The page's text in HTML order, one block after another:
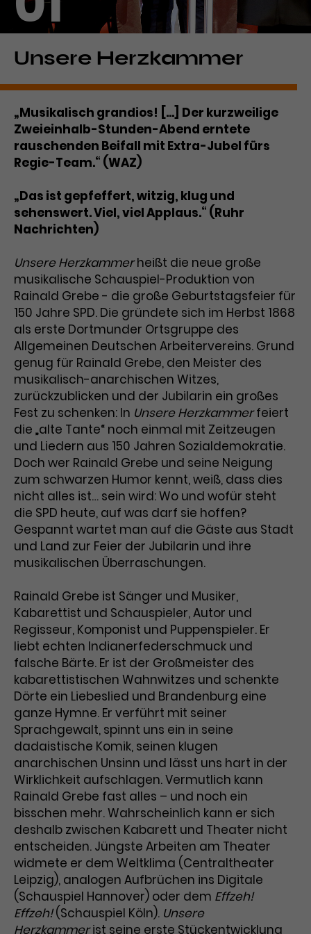
Laufzeit 1 Tag
Zweck
Dieses Cookie wird von Google
Analytics installiert. Das Cookie
wird verwendet, um Informationen
Besucher*innen eine Website
nutzen, und hilft bei der Erstellung
eines Analyseberichts über die
Performance der Website. Die
anonymisierter Form die Anzahl
der Besuche, die Quelle, aus der sie
stammen, und die besuchten
Seiten.
Name _gat_UA-63561367-1
Anbieter Google Analytics
Laufzeit 1 Minute
Zweck
Das ist ein von Google Analytics
gesetztes Cookie. Bestimmte
Daten werden nur maximal einmal
pro Minute an Google Analytics
gesendet. Solange es gesetzt ist,
werden bestimmte
Datenübertragungen
unterbunden.
Name _gcl_aw
Anbieter Google Ads
Laufzeit 3 Monate
Dieses Cookie speichert
Informationen zu Werbeklicks und
Conversions zu Google Ads-
Kampagnen.
Name _gcl_dc
Anbieter Google / DoubleClick
Laufzeit 3 Monate
Zweck
Dieses Cookie wird verwendet, um
Nutzerinteraktionen mit
Werbeanzeigen zu messen und
Remarketing-Funktionen
bereitzustellen.
Name
Anbieter Google / DoubleClick
Laufzeit 1 Jahr
Zweck
personalisierter Werbung und
misst die Wirksamkeit von
Werbekampagnen über
verschiedene Websites hinweg.
Unsere Herzkammer
„Musikalisch grandios! [...] Der kurzweilige
Zweieinhalb-Stunden-Abend erntete
rauschenden Beifall mit Extra-Jubel fürs
Regie-Team.“ (WAZ)
„Das ist gepfeffert, witzig, klug und
sehenswert. Viel, viel Applaus.“ (Ruhr
Nachrichten)
Unsere Herzkammerheißt die neue große
musikalische Schauspiel-Produktion von
Rainald Grebe - die große Geburtstagsfeier für
150 Jahre SPD. Die gründete sich im Herbst 1868
als erste Dortmunder Ortsgruppe des
Allgemeinen Deutschen Arbeitervereins. Grund
genug für Rainald Grebe, den Meister des
musikalisch-anarchischen Witzes,
zurückzublicken und der Jubilarin ein großes
Fest zu schenken: In Unsere Herzkammerfeiert
die „alte Tante“ noch einmal mit Zeitzeugen
und Liedern aus 150 Jahren Sozialdemokratie.
Doch wer Rainald Grebe und seine Neigung
zum schwarzen Humor kennt, weiß, dass dies
nicht alles ist… sein wird: Wo und wofür steht
die SPD heute, auf was darf sie hoffen?
Gespannt wartet man auf die Gäste aus Stadt
und Land zur Feier der Jubilarin und ihre
musikalischen Überraschungen.
Rainald Grebe ist Sänger und Musiker,
Kabarettist und Schauspieler, Autor und
Regisseur, Komponist und Puppenspieler. Er
liebt echten Indianerfederschmuck und
falsche Bärte. Er ist der Großmeister des
kabarettistischen Wahnwitzes und schenkte
Dörte ein Liebeslied und Brandenburg eine
ganze Hymne. Er verführt mit seiner
Sprachgewalt, spinnt uns ein in seine
dadaistische Komik, seinen klugen
anarchischen Unsinn und lässt uns hart in der
Wirklichkeit aufschlagen. Vermutlich kann
Rainald Grebe fast alles – und noch ein
bisschen mehr. Wahrscheinlich kann er sich
deshalb zwischen Kabarett und Theater nicht
entscheiden. Jüngste Arbeiten am Theater
widmete er dem Weltklima (Centraltheater
Leipzig), analogen Aufbrüchen ins Digitale
(Schauspiel Hannover) oder dem Effzeh!
Effzeh!(Schauspiel Köln). Unsere
Herzkammerist seine erste Stückentwicklung